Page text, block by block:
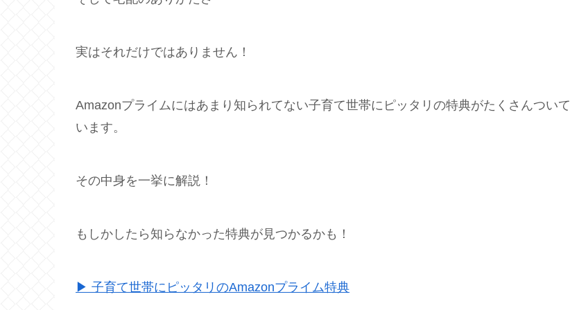
実はそれだけではありません！
Amazonプライムにはあまり知られてない子育て世帯にピッタリの特典がたくさんついて
います。
その中身を一挙に解説！
もしかしたら知らなかった特典が見つかるかも！
▶ 子育て世帯にピッタリのAmazonプライム特典